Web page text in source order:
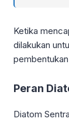
Ketika
dilakukan
Peran
Diatom